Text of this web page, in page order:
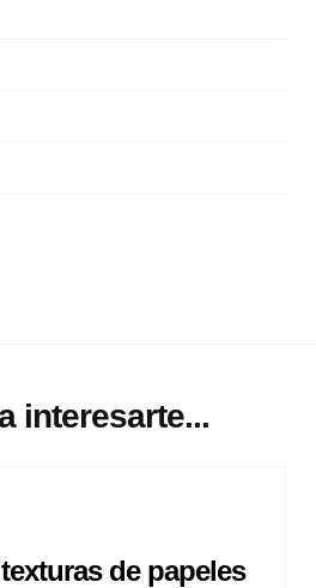
interesarte...
de papeles